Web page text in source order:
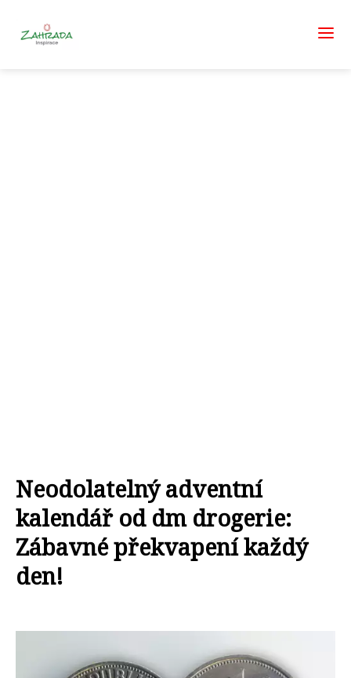
Neodolatelný adventní
kalendář od dm drogerie:
Zábavné překvapení každý
den!